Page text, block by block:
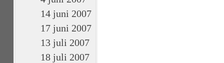
14 juni 2007
17 juni 2007
13 juli 2007
18 juli 2007